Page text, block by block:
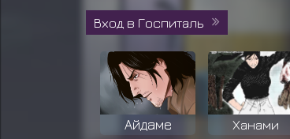
Вход в Госпиталь
Айдаме Ханами